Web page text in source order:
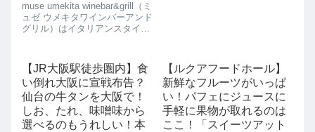
muse umekita winebar&grill（ミ
ュゼ ウメキタワインバーアンド
グリル）はイタリアンスタイル
のんびりくつろいだ食事が楽し
めますよ。自慢は窯で焼き上げ
るナポリピザで...
【JR大阪駅徒歩圏内】食
い倒れ大阪に宣戦布告？
仙台の牛タンを大阪で！
しお、たれ、味噌味から
選べるのもうれしい！本
【ルクアフードホール】
新鮮なフルーツがいっぱ
い！パフェにジュースに
手軽に果物が取れるのは
ここ！「スイーツアット